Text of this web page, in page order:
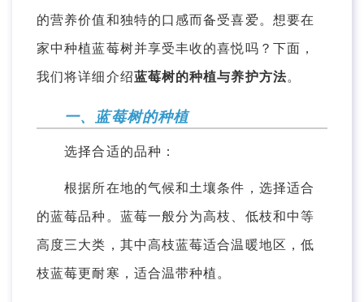
的营养价值和独特的口感而备受喜爱。想要在
家中种植蓝莓树并享受丰收的喜悦吗？下面，
我们将详细介绍蓝莓树的种植与养护方法。
一、蓝莓树的种植
选择合适的品种：
根据所在地的气候和土壤条件，选择适合
的蓝莓品种。蓝莓一般分为高枝、低枝和中等
高度三大类，其中高枝蓝莓适合温暖地区，低
枝蓝莓更耐寒，适合温带种植。